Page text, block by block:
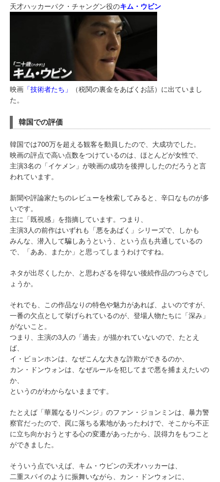
天才ハッカーパク・チャングン役のキム・ウビン
映画 「技術者たち」
（税関の裏金をあばくお話）に出ていまし
た。
韓国での評価
韓国では700万を超える観客を動員したので、大成功でした。
映画の評点で高い点数をつけているのは、ほとんどが女性で、
主演3名の「イケメン」が映画の成功を後押ししたのだろうと言
われています。
新聞や評論家たちのレビューを検索してみると、辛口なものが多
いです。
主に「既視感」を指摘しています。つまり、
主演3人の前作はいずれも「悪をあばく」シリーズで、しかも
みんな、潜入して騙しあうという、という点も共通しているの
で、「ああ、またか」と思ってしまうわけですね。
ネタが出尽くしたか、と思わざるを得ない後続作品のつらさでし
ょうか。
それでも、この作品なりの特色や魅力があれば、よいのですが、
一番の欠点として挙げられているのが、登場人物たちに「深み」
がないこと。
つまり、主演の3人の「過去」が描かれていないので、たとえ
ば、
イ・ビョンホンは、なぜこんな大きな詐欺ができるのか、
カン・ドンウォンは、なぜルールを犯してまで悪を捕まえたいの
か、
というのがわからないままです。
たとえば「華麗なるリベンジ」のファン・ジョンミンは、暴力警
察官だったので、罠に落ちる素地があったわけで、そこから不正
に立ち向かおうとする心の変遷があったから、説得力をもつこと
ができました。
そういう点でいえば、キム・ウビンの天才ハッカーは、
二重スパイのように振舞いながら、カン・ドンウォンに、